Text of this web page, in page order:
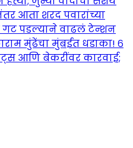
आता शरद पवारांच्या
गट पडल्याने वाढलं टेन्शन
मुंढेंचा मुंबईत धडाका! ६
आणि बेकरींवर कारवाई;